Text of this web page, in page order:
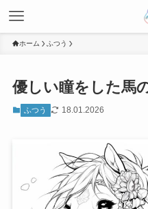
ホーム ふつう
優しい瞳をした馬
ふつう 18.01.2026